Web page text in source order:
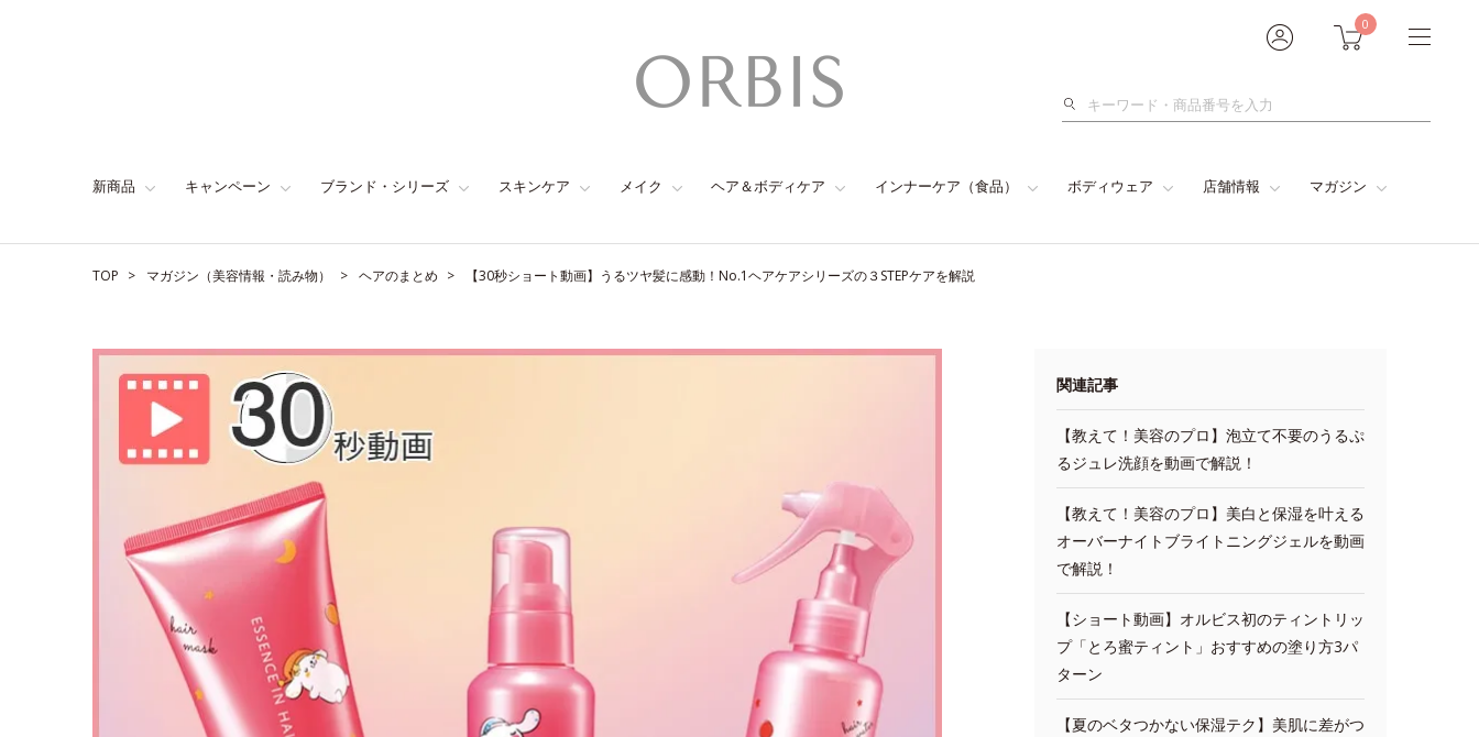
0
検
新商品 キャンペーン ブランド・シリーズ スキンケア メイク ヘア＆ボディケア インナーケア（食品） ボディウェア 店舗情報 マガジン
TOP マガジン（美容情報・読み物） ヘアのまとめ 【30秒ショート動画】うるツヤ髪に感動！No.1ヘアケアシリーズの３STEPケアを解説
関連記事
【教えて！美容のプロ】泡立て不要のうるぷ
るジュレ洗顔を動画で解説！
【教えて！美容のプロ】美白と保湿を叶える
オーバーナイトブライトニングジェルを動画
で解説！
【ショート動画】オルビス初のティントリッ
プ「とろ蜜ティント」おすすめの塗り方3パ
ターン
【夏のベタつかない保湿テク】美肌に差がつ